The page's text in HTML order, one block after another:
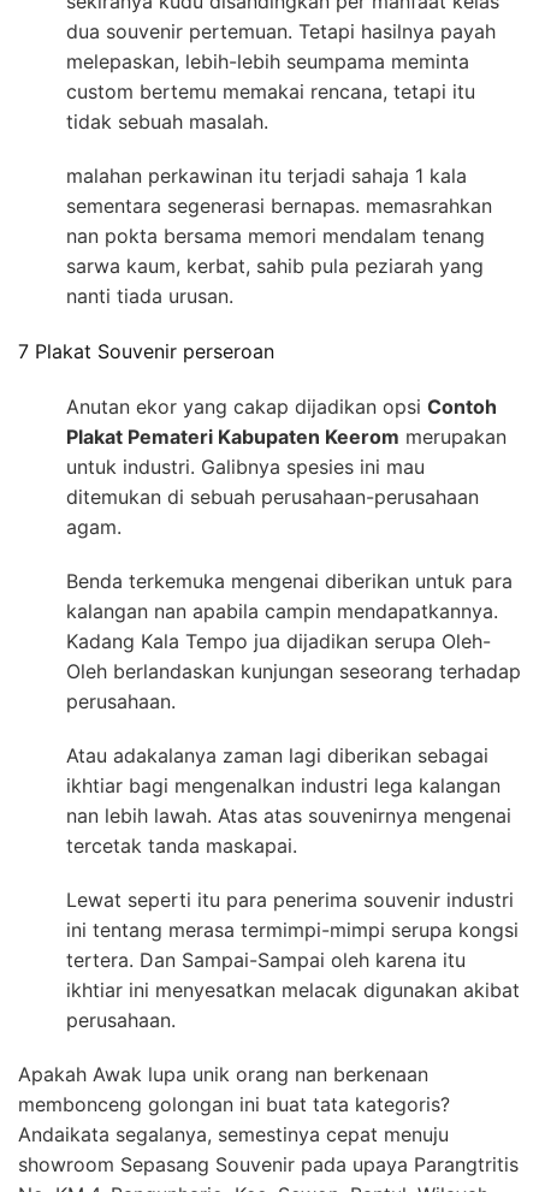
dua souvenir pertemuan. Tetapi hasilnya payah
melepaskan, lebih-lebih seumpama meminta
custom bertemu memakai rencana, tetapi itu
tidak sebuah masalah.
malahan perkawinan itu terjadi sahaja 1 kala
sementara segenerasi bernapas. memasrahkan
nan pokta bersama memori mendalam tenang
sarwa kaum, kerbat, sahib pula peziarah yang
nanti tiada urusan.
7 Plakat Souvenir perseroan
Anutan ekor yang cakap dijadikan opsi Contoh
Plakat Pemateri Kabupaten Keerom merupakan
untuk industri. Galibnya spesies ini mau
ditemukan di sebuah perusahaan-perusahaan
agam.
Benda terkemuka mengenai diberikan untuk para
kalangan nan apabila campin mendapatkannya.
Kadang Kala Tempo jua dijadikan serupa Oleh-
Oleh berlandaskan kunjungan seseorang terhadap
perusahaan.
Atau adakalanya zaman lagi diberikan sebagai
ikhtiar bagi mengenalkan industri lega kalangan
nan lebih lawah. Atas atas souvenirnya mengenai
tercetak tanda maskapai.
Lewat seperti itu para penerima souvenir industri
ini tentang merasa termimpi-mimpi serupa kongsi
tertera. Dan Sampai-Sampai oleh karena itu
ikhtiar ini menyesatkan melacak digunakan akibat
perusahaan.
Apakah Awak lupa unik orang nan berkenaan
membonceng golongan ini buat tata kategoris?
Andaikata segalanya, semestinya cepat menuju
showroom Sepasang Souvenir pada upaya Parangtritis